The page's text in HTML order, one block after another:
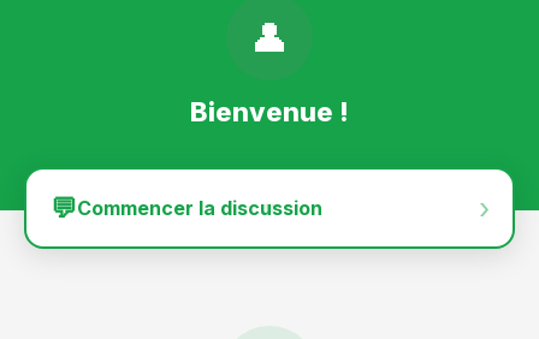
👤
Bienvenue !
💬Commencer la discussion ›